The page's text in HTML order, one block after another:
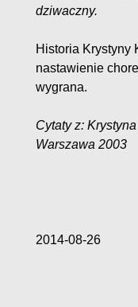
dziwaczny.
Historia Krystyny
nastawienie
wygrana.
Cytaty z:
Warszawa 2003
2014-08-26